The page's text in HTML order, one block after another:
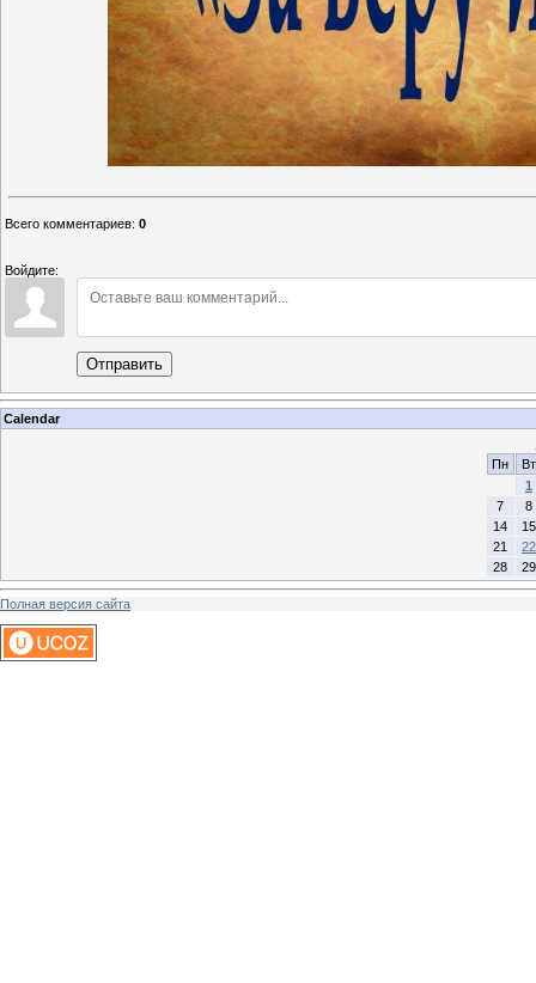
Всего комментариев: 0
Войдите:
Отправить
Calendar
Пн
Вт
1
7
8
14
15
21
22
28
29
Полная версия сайта